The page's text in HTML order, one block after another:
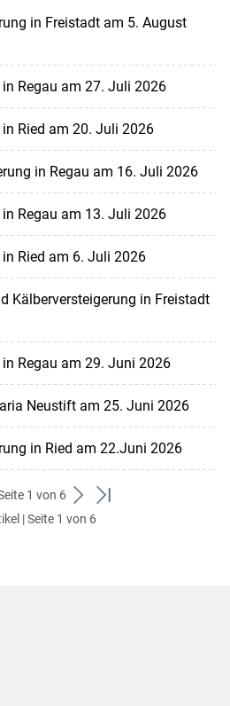
in Freistadt am 5. August
Regau am 27. Juli 2026
Ried am 20. Juli 2026
in Regau am 16. Juli 2026
Regau am 13. Juli 2026
Ried am 6. Juli 2026
Kälberversteigerung in Freistadt
Regau am 29. Juni 2026
Neustift am 25. Juni 2026
in Ried am 22.Juni 2026
1 von 6
weiter
zum
zum
| Seite 1 von 6